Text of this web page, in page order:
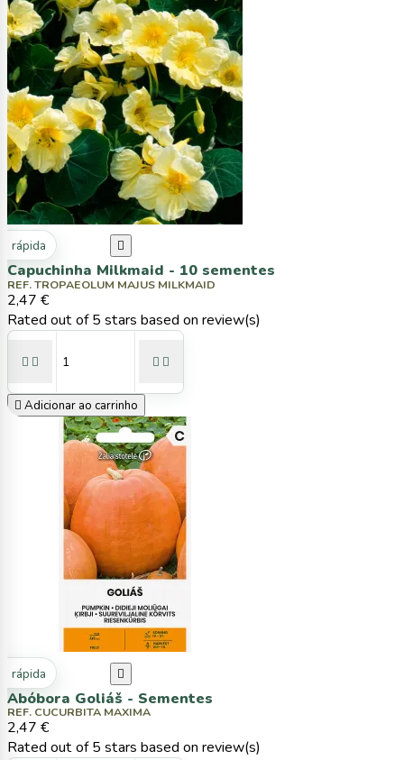
rápida 
Capuchinha Milkmaid - 10 sementes
REF. TROPAEOLUM MAJUS MILKMAID
2,47 €
Rated out of 5 stars based on review(s)
   
 Adicionar ao carrinho
rápida 
Abóbora Goliáš - Sementes
REF. CUCURBITA MAXIMA
2,47 €
Rated out of 5 stars based on review(s)